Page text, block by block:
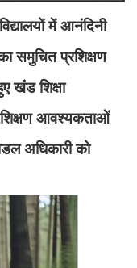
में आनंदिनी
समुचित प्रशिक्षण
खंड शिक्षा
आवश्यकताओं
अधिकारी को